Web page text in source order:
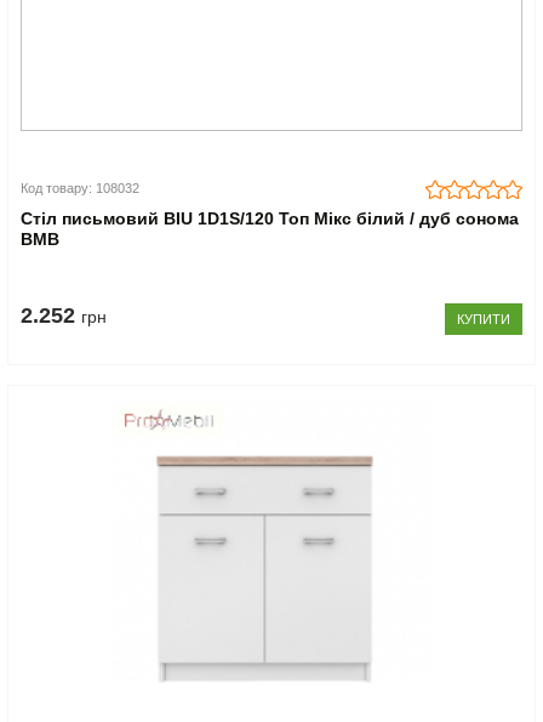
Код товару: 108032
Стіл письмовий BIU 1D1S/120 Топ Мікс білий / дуб сонома
ВМВ
2.252 грн КУПИТИ